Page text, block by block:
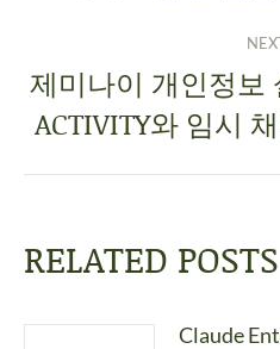
제미나이 개인정보
ACTIVITY와 임시
RELATED POSTS
Claude